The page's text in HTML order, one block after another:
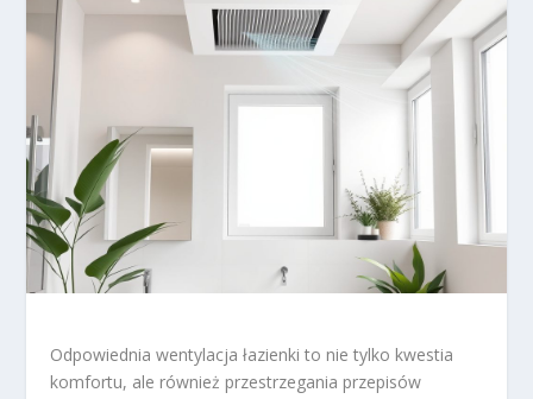
Odpowiednia wentylacja łazienki to nie tylko kwestia
komfortu, ale również przestrzegania przepisów